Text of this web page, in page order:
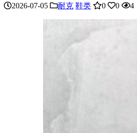
2026-07-05 耐克 鞋类 0 0 4